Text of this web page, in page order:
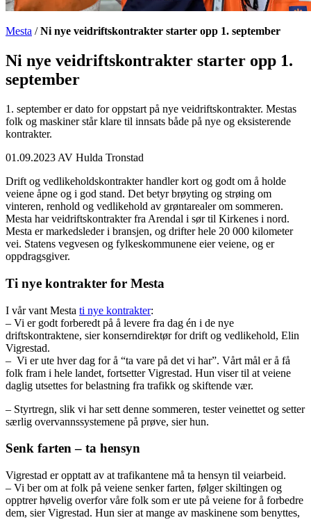
Mesta /Ni nye veidriftskontrakter starter opp 1. september
Ni nye veidriftskontrakter starter opp 1.
september
1. september er dato for oppstart på nye veidriftskontrakter. Mestas
folk og maskiner står klare til innsats både på nye og eksisterende
kontrakter.
01.09.2023 AV Hulda Tronstad
Drift og vedlikeholdskontrakter handler kort og godt om å holde
veiene åpne og i god stand. Det betyr brøyting og strøing om
vinteren, renhold og vedlikehold av grøntarealer om sommeren.
Mesta har veidriftskontrakter fra Arendal i sør til Kirkenes i nord.
Mesta er markedsleder i bransjen, og drifter hele 20 000 kilometer
vei. Statens vegvesen og fylkeskommunene eier veiene, og er
oppdragsgiver.
Ti nye kontrakter for Mesta
I vår vant Mesta ti nye kontrakter:
– Vi er godt forberedt på å levere fra dag én i de nye
driftskontraktene, sier konserndirektør for drift og vedlikehold, Elin
Vigrestad.
– Vi er ute hver dag for å “ta vare på det vi har”. Vårt mål er å få
folk fram i hele landet, fortsetter Vigrestad. Hun viser til at veiene
daglig utsettes for belastning fra trafikk og skiftende vær.
– Styrtregn, slik vi har sett denne sommeren, tester veinettet og setter
særlig overvannssystemene på prøve, sier hun.
Senk farten – ta hensyn
Vigrestad er opptatt av at trafikantene må ta hensyn til veiarbeid.
– Vi ber om at folk på veiene senker farten, følger skiltingen og
opptrer høvelig overfor våre folk som er ute på veiene for å forbedre
dem, sier Vigrestad. Hun sier at mange av maskinene som benyttes,